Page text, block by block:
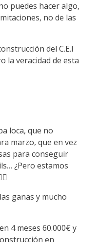
puedes hacer algo,
no de las
del C.E.I
la veracidad de esta
loca, que no
marzo, que en vez
para conseguir
¿Pero estamos
ganas y mucho
4 meses 60.000€ y
en